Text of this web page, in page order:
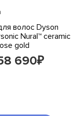
волос Dyson
Nural™ ceramic
gold
690₽